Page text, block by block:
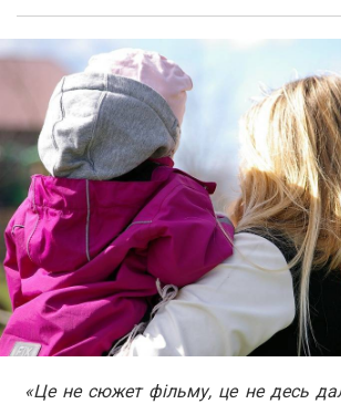
«Це не сюжет фільму, це не десь